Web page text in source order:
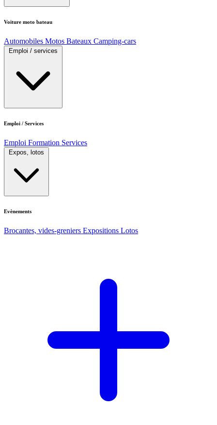
Voiture moto bateau
Automobiles Motos Bateaux Camping-cars
Emploi / services
Emploi / Services
Emploi Formation Services
Expos, lotos
Evènements
Brocantes, vides-greniers Expositions Lotos